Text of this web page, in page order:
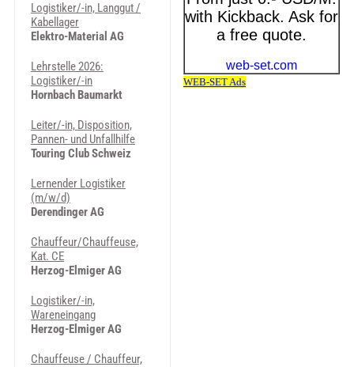
Logistiker/-in, Langgut /
Kabellager
Elektro-Material AG
Lehrstelle 2026:
Logistiker/-in
Hornbach Baumarkt
Leiter/-in, Disposition,
Pannen- und Unfallhilfe
Touring Club Schweiz
Lernender Logistiker
(m/w/d)
Derendinger AG
Chauffeur/Chauffeuse,
Kat. CE
Herzog-Elmiger AG
Logistiker/-in,
Wareneingang
Herzog-Elmiger AG
Chauffeuse / Chauffeur,